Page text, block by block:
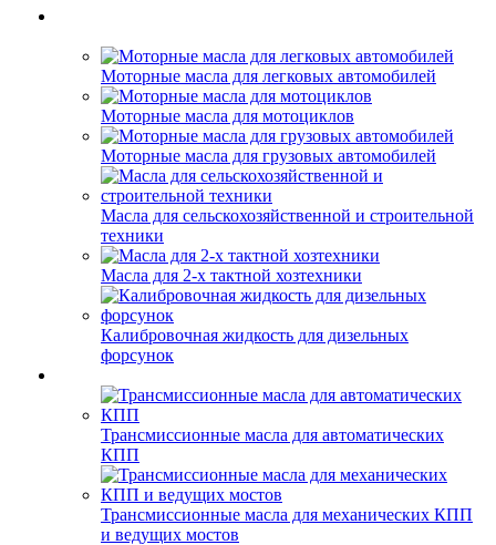
Моторные масла для легковых автомобилей
Моторные масла для мотоциклов
Моторные масла для грузовых автомобилей
Масла для сельскохозяйственной и строительной
техники
Масла для 2-х тактной хозтехники
Калибровочная жидкость для дизельных
форсунок
Трансмиссионные масла для автоматических
КПП
Трансмиссионные масла для механических КПП
и ведущих мостов